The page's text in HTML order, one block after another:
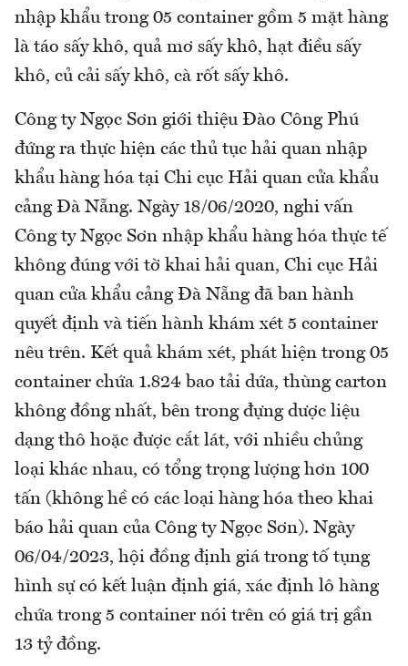
nhập khẩu trong 05 container gồm 5 mặt hàng
là táo sấy khô, quả mơ sấy khô, hạt điều sấy
khô, củ cải sấy khô, cà rốt sấy khô.
Công ty Ngọc Sơn giới thiệu Đào Công Phú
đứng ra thực hiện các thủ tục hải quan nhập
khẩu hàng hóa tại Chi cục Hải quan cửa khẩu
cảng Đà Nẵng. Ngày 18/06/2020, nghi vấn
Công ty Ngọc Sơn nhập khẩu hàng hóa thực tế
không đúng với tờ khai hải quan, Chi cục Hải
quan cửa khẩu cảng Đà Nẵng đã ban hành
quyết định và tiến hành khám xét 5 container
nêu trên. Kết quả khám xét, phát hiện trong 05
container chứa 1.824 bao tải dứa, thùng carton
không đồng nhất, bên trong đựng dược liệu
dạng thô hoặc được cắt lát, với nhiều chủng
loại khác nhau, có tổng trọng lượng hơn 100
tấn (không hề có các loại hàng hóa theo khai
báo hải quan của Công ty Ngọc Sơn). Ngày
06/04/2023, hội đồng định giá trong tố tụng
hình sự có kết luận định giá, xác định lô hàng
chứa trong 5 container nói trên có giá trị gần
13 tỷ đồng.